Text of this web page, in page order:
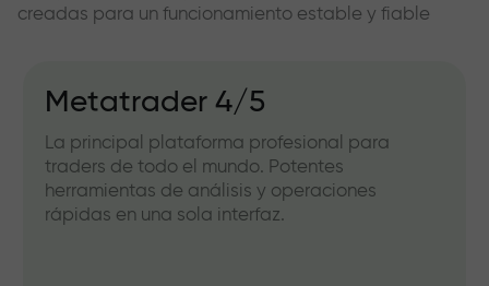
creadas para un funcionamiento estable y fiable
Metatrader 4/5
La principal plataforma profesional para
traders de todo el mundo. Potentes
herramientas de análisis y operaciones
rápidas en una sola interfaz.